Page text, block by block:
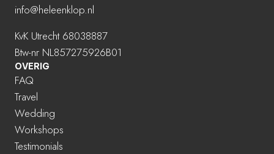
info@heleenklop.nl
KvK Utrecht 68038887
Btw-nr NL857275926B01
OVERIG
FAQ
Travel
Wedding
Workshops
Testimonials